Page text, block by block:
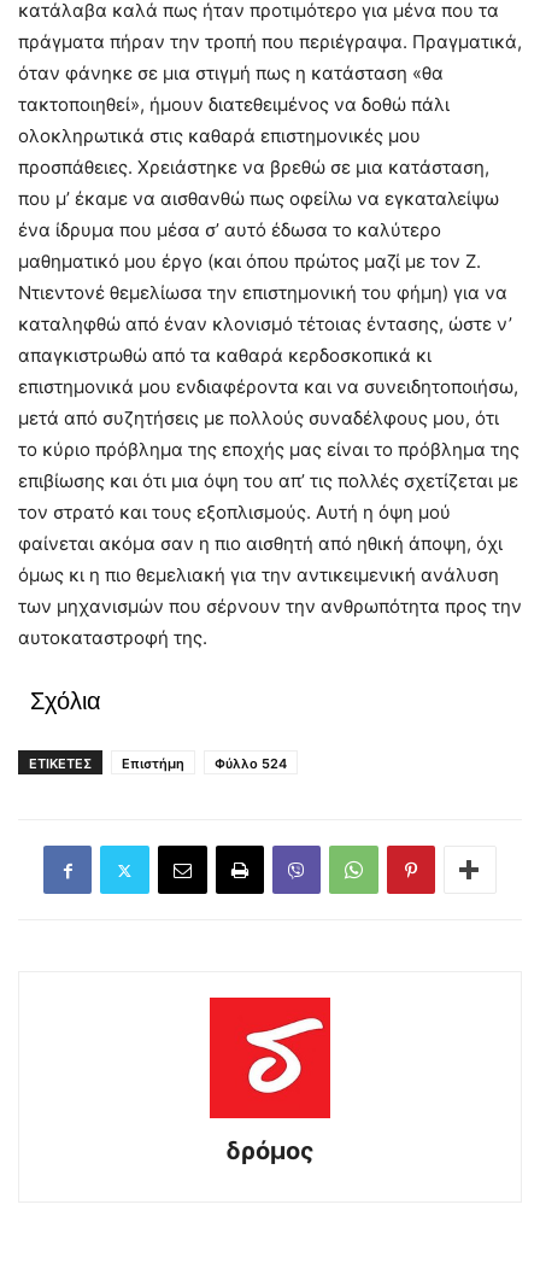
κατάλαβα καλά πως ήταν προτιμότερο για μένα που τα
πράγματα πήραν την τροπή που περιέγραψα. Πραγματικά,
όταν φάνηκε σε μια στιγμή πως η κατάσταση «θα
τακτοποιηθεί», ήμουν διατεθειμένος να δοθώ πάλι
ολοκληρωτικά στις καθαρά επιστημονικές μου
προσπάθειες. Χρειάστηκε να βρεθώ σε μια κατάσταση,
που μ’ έκαμε να αισθανθώ πως οφείλω να εγκαταλείψω
ένα ίδρυμα που μέσα σ’ αυτό έδωσα το καλύτερο
μαθηματικό μου έργο (και όπου πρώτος μαζί με τον Ζ.
Ντιεντονέ θεμελίωσα την επιστημονική του φήμη) για να
καταληφθώ από έναν κλονισμό τέτοιας έντασης, ώστε ν’
απαγκιστρωθώ από τα καθαρά κερδοσκοπικά κι
επιστημονικά μου ενδιαφέροντα και να συνειδητοποιήσω,
μετά από συζητήσεις με πολλούς συναδέλφους μου, ότι
το κύριο πρόβλημα της εποχής μας είναι το πρόβλημα της
επιβίωσης και ότι μια όψη του απ’ τις πολλές σχετίζεται με
τον στρατό και τους εξοπλισμούς. Αυτή η όψη μού
φαίνεται ακόμα σαν η πιο αισθητή από ηθική άποψη, όχι
όμως κι η πιο θεμελιακή για την αντικειμενική ανάλυση
των μηχανισμών που σέρνουν την ανθρωπότητα προς την
αυτοκαταστροφή της.
Σχόλια
ΕΤΙΚΕΤΕΣ Επιστήμη Φύλλο 524
δρόμος